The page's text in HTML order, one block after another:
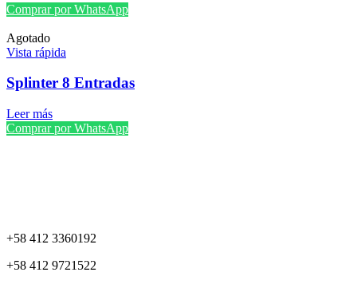
Comprar por WhatsApp
Agotado
Vista rápida
Splinter 8 Entradas
Leer más
Comprar por WhatsApp
+58 412 3360192
+58 412 9721522